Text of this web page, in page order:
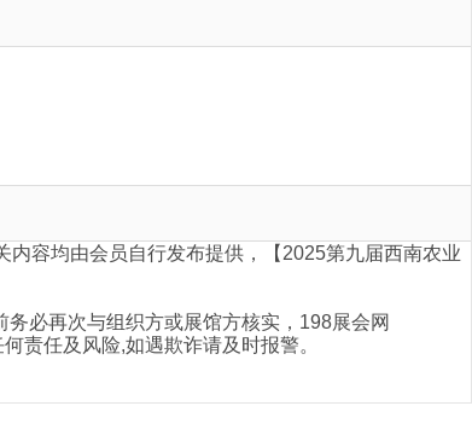
内容均由会员自行发布提供，【2025第九届西南农业
必再次与组织方或展馆方核实，198展会网
责任及风险,如遇欺诈请及时报警。